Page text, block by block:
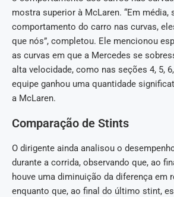
mostra superior à McLaren. “Em média,
comportamento do carro nas curvas,
que nós”, completou. Ele mencionou
as curvas em que a Mercedes se
alta velocidade, como nas seções 4, 5,
equipe ganhou uma quantidade
a McLaren.
Comparação de Stints
O dirigente ainda analisou o
durante a corrida, observando que, ao
houve uma diminuição da diferença em
enquanto que, ao final do último stint,